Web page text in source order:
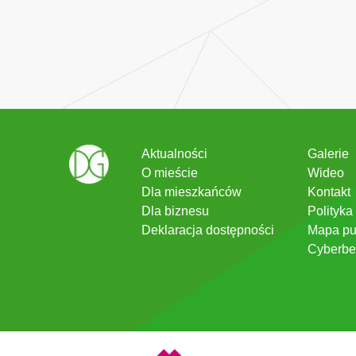
Aktualności
O mieście
Dla mieszkańców
Dla biznesu
Deklaracja dostępności
Galerie
Wideo
Kontakt
Mapa